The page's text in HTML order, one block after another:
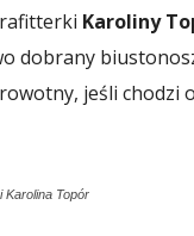
Karoliny
dobrany
jeśli chodzi
Karolina Topór